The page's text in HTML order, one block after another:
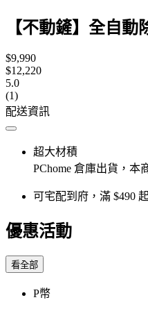
【不動鏟】全自動
$9,990
$12,220
5.0
(1)
配送資訊
超大材積
PChome 倉庫出貨，本
可宅配到府，滿 $490
優惠活動
看全部
P幣